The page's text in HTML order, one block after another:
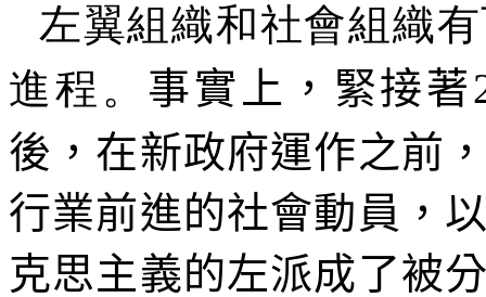
左翼組織和社會組織
進程。 事實上，緊接著
後，在新政府運作之前
行業前進的社會動員，
克思主義的左派成了被